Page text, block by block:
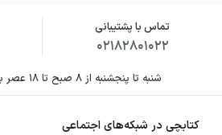
تماس با پشتیبانی
۰۲۱۸۲۸۰۱۰۲۲
شنبه تا پنجشنبه از ۸ صبح تا ۱۸ عصر بجز روزهای تعطیل
کتابچی در شبکه‌های اجتماعی